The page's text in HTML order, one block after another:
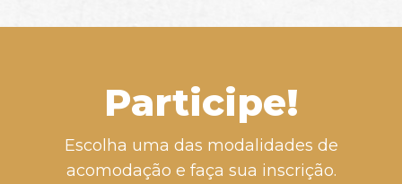
Participe!
Escolha uma das modalidades de
acomodação e faça sua inscrição.